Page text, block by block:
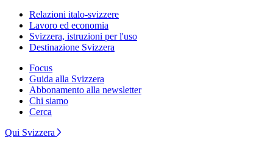
Relazioni italo-svizzere
Lavoro ed economia
Svizzera, istruzioni per l'uso
Destinazione Svizzera
Focus
Guida alla Svizzera
Abbonamento alla newsletter
Chi siamo
Cerca
Qui Svizzera